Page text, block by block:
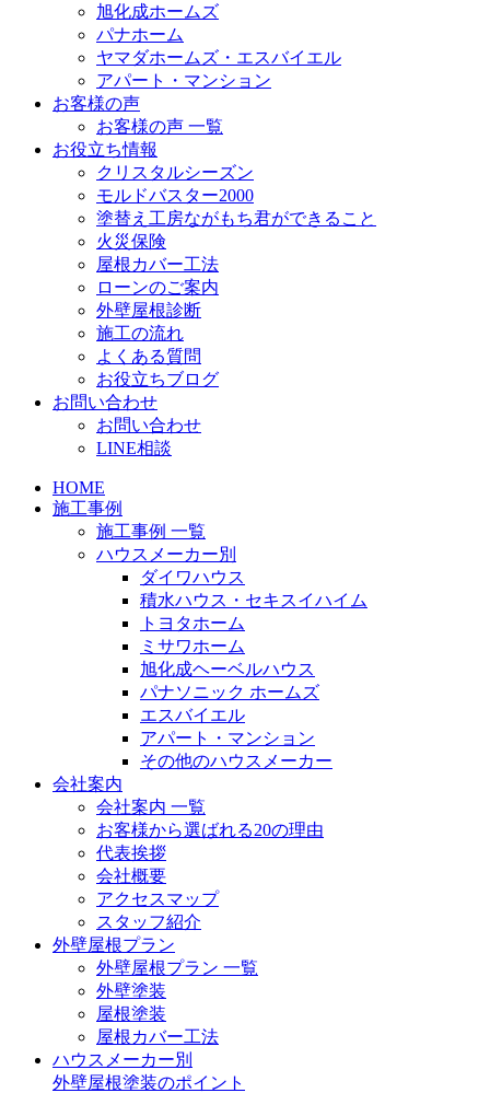
旭化成ホームズ
パナホーム
ヤマダホームズ・エスバイエル
アパート・マンション
お客様の声
お客様の声 一覧
お役立ち情報
クリスタルシーズン
モルドバスター2000
塗替え工房ながもち君ができること
火災保険
屋根カバー工法
ローンのご案内
外壁屋根診断
施工の流れ
よくある質問
お役立ちブログ
お問い合わせ
お問い合わせ
LINE相談
HOME
施工事例
施工事例 一覧
ハウスメーカー別
ダイワハウス
積水ハウス・セキスイハイム
トヨタホーム
ミサワホーム
旭化成ヘーベルハウス
パナソニック ホームズ
エスバイエル
アパート・マンション
その他のハウスメーカー
会社案内
会社案内 一覧
お客様から選ばれる20の理由
代表挨拶
会社概要
アクセスマップ
スタッフ紹介
外壁屋根プラン
外壁屋根プラン 一覧
外壁塗装
屋根塗装
屋根カバー工法
ハウスメーカー別
外壁屋根塗装のポイント